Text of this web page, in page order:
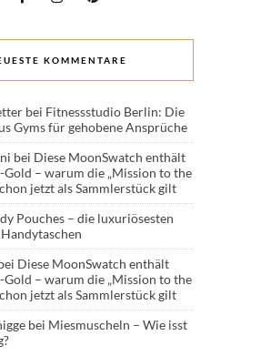
KOMMENTARE
bei Fitnessstudio Berlin: Die
Gyms für gehobene Ansprüche
bei Diese MoonSwatch enthält
Gold – warum die „Mission to the
jetzt als Sammlerstück gilt
Pouches – die luxuriösesten
Diese MoonSwatch enthält
Gold – warum die „Mission to the
jetzt als Sammlerstück gilt
bei Miesmuscheln – Wie isst